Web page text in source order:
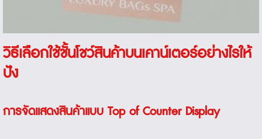
วิธีเลือกใช้ชั้นโชว์สินค้าบนเคาน์เตอร์อย่างไรให้
ปัง
การจัดแสดงสินค้าแบบ Top of Counter Display